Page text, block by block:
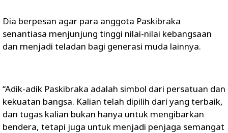
Dia berpesan agar para anggota Paskibraka
senantiasa menjunjung tinggi nilai-nilai kebangsaan
dan menjadi teladan bagi generasi muda lainnya.
“Adik-adik Paskibraka adalah simbol dari persatuan dan
kekuatan bangsa. Kalian telah dipilih dari yang terbaik,
dan tugas kalian bukan hanya untuk mengibarkan
bendera, tetapi juga untuk menjadi penjaga semangat